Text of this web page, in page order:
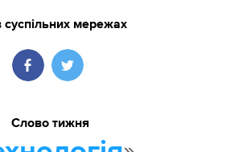
мережах
Слово тижня